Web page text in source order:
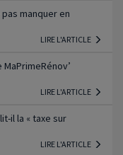
manquer en
LIRE L'ARTICLE
LIRE L'ARTICLE
il la « taxe sur
LIRE L'ARTICLE